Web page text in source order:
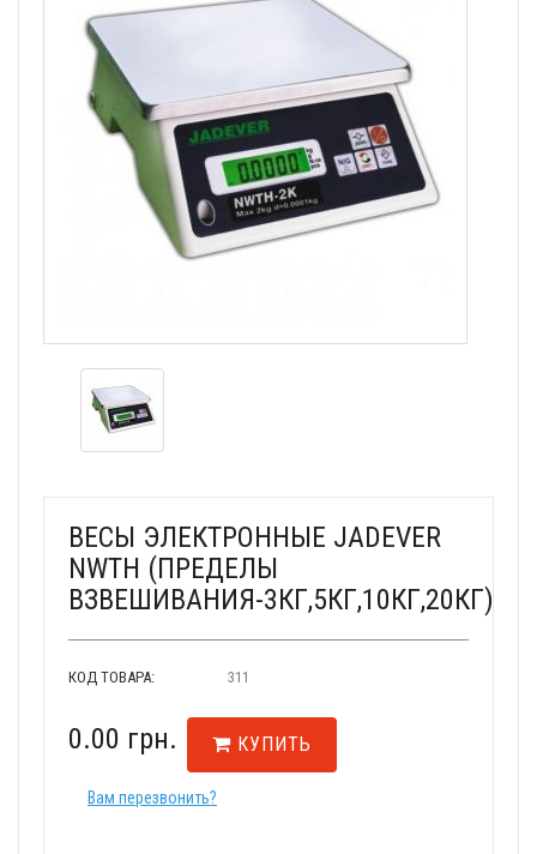
ВЕСЫ ЭЛЕКТРОННЫЕ JADEVER
NWTH (ПРЕДЕЛЫ
ВЗВЕШИВАНИЯ-3КГ,5КГ,10КГ,20КГ)
КОД ТОВАРА: 311
0.00 грн. КУПИТЬ
Вам перезвонить?